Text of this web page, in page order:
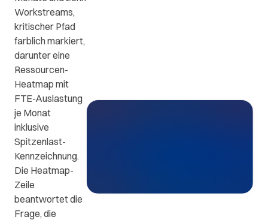
FAQs
Die
wichtigsten
Fragen
und
Antworten.
Workstreams,
kritischer Pfad
farblich markiert,
darunter eine
Ressourcen-
Heatmap mit
FTE-Auslastung
je Monat
inklusive
Spitzenlast-
Kennzeichnung.
Die Heatmap-
Zeile
beantwortet die
Frage, die